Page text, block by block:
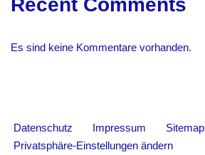
Recent Comments
Es sind keine Kommentare vorhanden.
Datenschutz Impressum
Sitemap
Privatsphäre-Einstellungen ändern